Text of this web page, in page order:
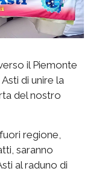
il Piemonte
di unire la
del nostro
regione,
saranno
al raduno di